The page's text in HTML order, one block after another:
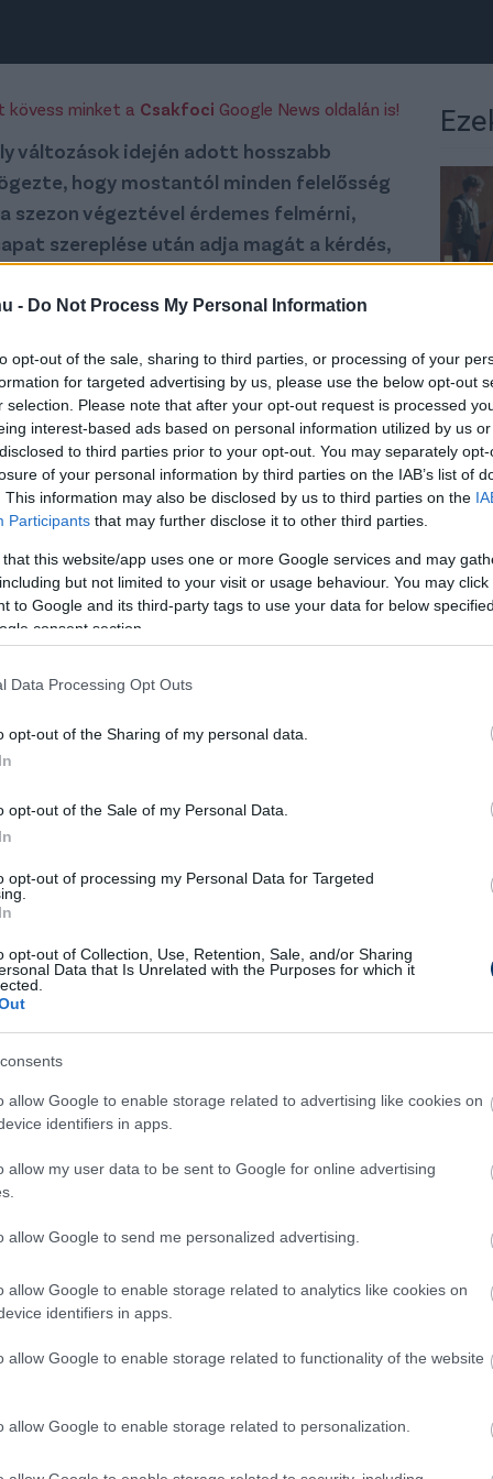
- Do Not Process My Personal Information
opt-out of the sale, sharing to third parties, or processing of your
for targeted advertising by us, please use the below opt-out
selection. Please note that after your opt-out request is processed
interest-based ads based on personal information utilized by us
to third parties prior to your opt-out. You may separately
of your personal information by third parties on the IAB’s list of
This information may also be disclosed by us to third parties on the
Participants that may further disclose it to other third parties.
that this website/app uses one or more Google services and may
but not limited to your visit or usage behaviour. You may
to Google and its third-party tags to use your data for below
consent section.
Data Processing Opt Outs
opt-out of the Sharing of my personal data.
opt-out of the Sale of my Personal Data.
opt-out of processing my Personal Data for Targeted
opt-out of Collection, Use, Retention, Sale, and/or Sharing
Data that Is Unrelated with the Purposes for which it
allow Google to enable storage related to advertising like cookies on
identifiers in apps.
allow my user data to be sent to Google for online advertising
allow Google to send me personalized advertising.
allow Google to enable storage related to analytics like cookies on
identifiers in apps.
allow Google to enable storage related to functionality of the website
allow Google to enable storage related to personalization.
kövess minket a Csakfoci Google News oldalán is!
változások idején adott hosszabb
hogy mostantól minden felelősség
szezon végeztével érdemes felmérni,
szereplése után adja magát a kérdés,
mentén alakult át a keretünk, a nyáron is
nem szorulhat háttérbe, a cél a feljutás-
mtkbudapest.hu oldalon. - Fontos kiemelni,
de az ehhez használatos eszköz nem
játékosok szerepeltetése helyett
így nem csak a jelent, hanem a
folytatott harcban jelenleg 11 pontos
a téren minden a tervek szerint halad.
előny ebben a helyzetben természetes.
adta meg a választ: nyáron a Haladással -
vághattunk neki az NB II-nek.
míg a szombathelyiek a 18.,
vannak a bentmaradástól.
az okozta, hogy bár a vasi csapat
maradt, de rendezetlen volt a tulajdonosi
a klubnak. Nyáron, amikor
azonnal világossá kellett tenni,
Polyák Balázs sportigazgatóval karöltve
gondoltunk. A szombathelyiek -
mielőbb rendeződjön a helyzetük -
meg, mennyire nem evidens, hogy valaki
sikeresen szerepeljen.
mint amit két éve megnyertünk. Sokkal
megverni, akik pedig nem, azokat is
bíró klubok, mint az ETO, a
vagy a volt élvonalbeli Gyirmót már
ki férjen fel a dobogóra. Fontos, hogy
egy hosszú építkezést, ennek a
lépcsője volt ez az első félszezon.
esélyt másoknak ebben a feljutásért
hogy már most minden erőnkkel azon
hogy a fiatalok további fejlődése révén
bajnokságra is. Michael Boris és a
sikerült egy szintet lépni a nyári
hogy a következő 6 hónapban ez a keret